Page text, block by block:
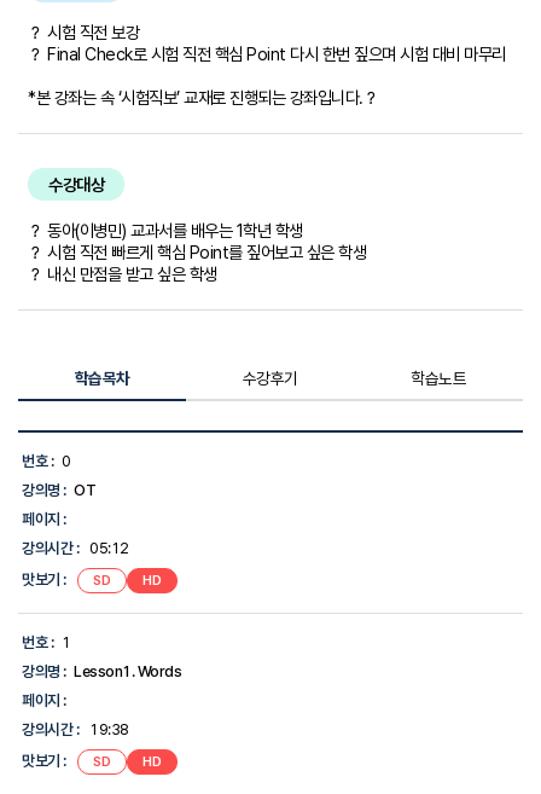
？ 시험 직전 보강
？ Final Check로 시험 직전 핵심 Point 다시 한번 짚으며 시험 대비 마무리
*본 강좌는 속 ‘시험직보’ 교재로 진행되는 강좌입니다.？
수강대상
？ 동아(이병민) 교과서를 배우는 1학년 학생
？ 시험 직전 빠르게 핵심 Point를 짚어보고 싶은 학생
？ 내신 만점을 받고 싶은 학생
학습목차 수강후기 학습노트
습
목
차
목
록
번
강
의
명,
강
의
간,
맛
보
번호 : 0
강의명 : OT
페이지 :
강의시간 : 05:12
맛보기 :
SD HD
번호 : 1
강의명 : Lesson1. Words
페이지 :
강의시간 :
19:38
맛보기 :
SD HD